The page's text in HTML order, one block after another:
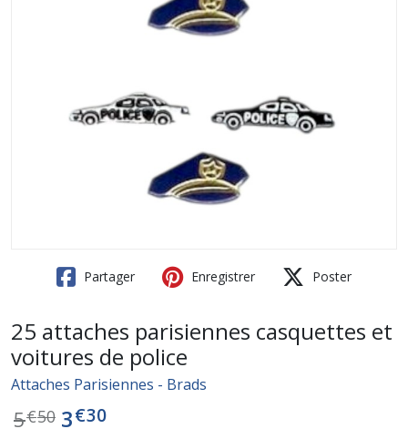
Partager Enregistrer Poster
25 attaches parisiennes casquettes et
voitures de police
Attaches Parisiennes - Brads
5€50 3€30